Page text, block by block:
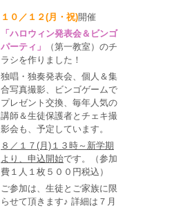
１０／１２(月・祝)開催
「ハロウィン発表会＆ビンゴ
パーティ」
（第一教室）のチ
ラシを作りました！
独唱・独奏発表会、個人＆集
合写真撮影、ビンゴゲームで
プレゼント交換、毎年人気の
講師＆生徒保護者とチェキ撮
影会も、予定しています。
８／１７(月)１３時～新学期
より、申込開始です。（参加
費１人１枚５００円税込）
ご参加は、生徒とご家族に限
らせて頂きます♪ 詳細は７月